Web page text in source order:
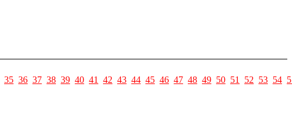
35 36 37 38 39 40 41 42 43 44 45 46 47 48 49 50 51 52 53 54